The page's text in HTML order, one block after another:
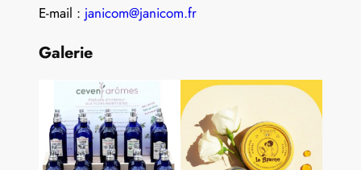
E-mail : janicom@janicom.fr
Galerie